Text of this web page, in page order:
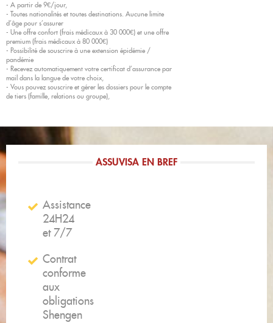
- A partir de 9€/jour,
- Toutes nationalités et toutes destinations. Aucune limite
d’âge pour s’assurer
- Une offre confort (frais médicaux à 30 000€) et une offre
premium (frais médicaux à 80 000€)
- Possibilité de souscrire à une extension épidémie /
pandémie
- Recevez automatiquement votre certificat d’assurance par
mail dans la langue de votre choix,
- Vous pouvez souscrire et gérer les dossiers pour le compte
de tiers (famille, relations ou groupe),
ASSUVISA EN BREF
Assistance
24H24
et 7/7​
Contrat
conforme
aux
obligations
Shengen​